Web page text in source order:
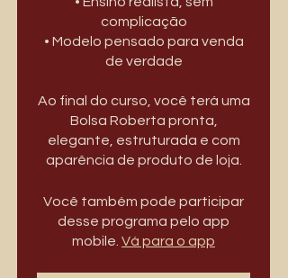
complicação
• Modelo pensado para venda
de verdade
Ao final do curso, você terá uma
Bolsa Roberta pronta,
elegante, estruturada e com
aparência de produto de loja.
Você também pode participar
desse programa pelo app
mobile. Vá para o app